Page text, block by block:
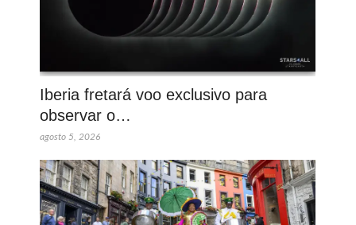
Iberia fretará voo exclusivo para
observar o…
agosto 5, 2026